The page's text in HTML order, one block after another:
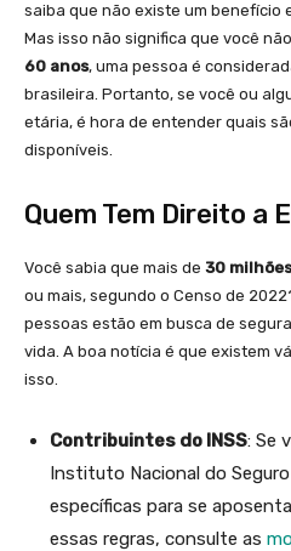
saiba que não existe um benefício
Mas isso não significa que você
60 anos, uma pessoa é
brasileira. Portanto, se você ou
etária, é hora de entender quais
disponíveis.
Quem Tem Direito a
Você sabia que mais de 30
ou mais, segundo o Censo de
pessoas estão em busca de
vida. A boa notícia é que existem
isso.
Contribuintes do INSS: Se
Instituto Nacional do
específicas para se
essas regras, consulte as